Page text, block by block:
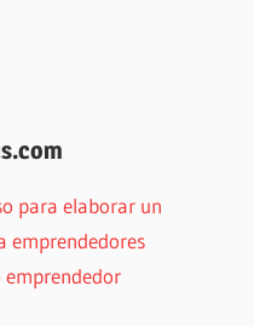
para elaborar un
emprendedores